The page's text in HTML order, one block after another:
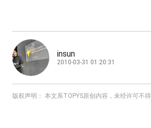
insun
2010-03-31 01:20:31
版权声明： 本文系TOPYS原创内容，未经许可不